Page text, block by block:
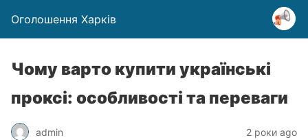
Оголошення Харків
Чому варто купити українські
проксі: особливості та переваги
admin 2 роки ago